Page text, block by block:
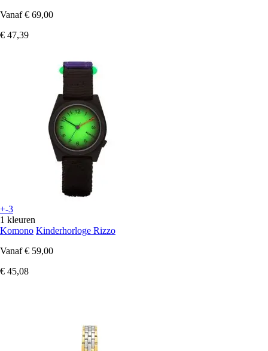
Vanaf € 69,00
€ 47,39
+-3
1 kleuren
Komono Kinderhorloge Rizzo
Vanaf € 59,00
€ 45,08